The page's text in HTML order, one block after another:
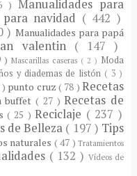
) Manualidades para
navidad ( 442 )
) Manualidades para papá
valentin ( 147 )
)Mascarillas caseras ( 2 ) Moda
y diademas de listón ( 3 )
punto cruz( 78 )Recetas
buffet( 27 )Recetas de
( 25 )Reciclaje ( 237 )
de Belleza ( 197 ) Tips
naturales ( 47 )Tratamientos
( 132 ) Vídeos de